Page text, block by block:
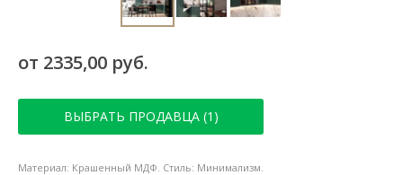
от 2335,00 руб.
ВЫБРАТЬ ПРОДАВЦА (1)
Материал: Крашенный МДФ. Стиль: Минимализм.